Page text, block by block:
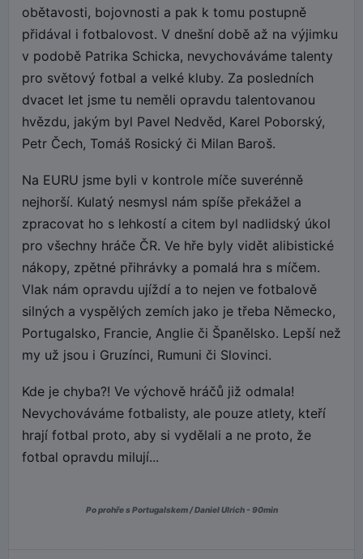
obětavosti, bojovnosti a pak k tomu postupně
přidával i fotbalovost. V dnešní době až na výjimku
v podobě Patrika Schicka, nevychováváme talenty
pro světový fotbal a velké kluby. Za posledních
dvacet let jsme tu neměli opravdu talentovanou
hvězdu, jakým byl Pavel Nedvěd, Karel Poborský,
Petr Čech, Tomáš Rosický či Milan Baroš.
Na EURU jsme byli v kontrole míče suverénně
nejhorší. Kulatý nesmysl nám spíše překážel a
zpracovat ho s lehkostí a citem byl nadlidský úkol
pro všechny hráče ČR. Ve hře byly vidět alibistické
nákopy, zpětné přihrávky a pomalá hra s míčem.
Vlak nám opravdu ujíždí a to nejen ve fotbalově
silných a vyspělých zemích jako je třeba Německo,
Portugalsko, Francie, Anglie či Španělsko. Lepší než
my už jsou i Gruzínci, Rumuni či Slovinci.
Kde je chyba?! Ve výchově hráčů již odmala!
Nevychováváme fotbalisty, ale pouze atlety, kteří
hrají fotbal proto, aby si vydělali a ne proto, že
fotbal opravdu milují...
Po prohře s Portugalskem / Daniel Ulrich - 90min